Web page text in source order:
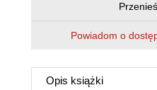
Powiadom o
Opis książki